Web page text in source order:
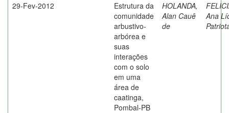
29-Fev-2012
Estrutura da
comunidade
arbustivo-
arbórea e
suas
interações
com o solo
em uma
área de
caatinga,
Pombal-PB
HOLANDA,
Alan Cauê
de
Ana